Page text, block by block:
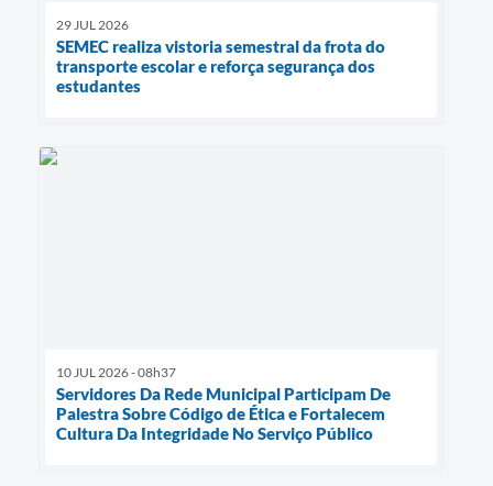
29 JUL 2026
SEMEC realiza vistoria semestral da frota do
transporte escolar e reforça segurança dos
estudantes
10 JUL 2026 - 08h37
Servidores Da Rede Municipal Participam De
Palestra Sobre Código de Ética e Fortalecem
Cultura Da Integridade No Serviço Público